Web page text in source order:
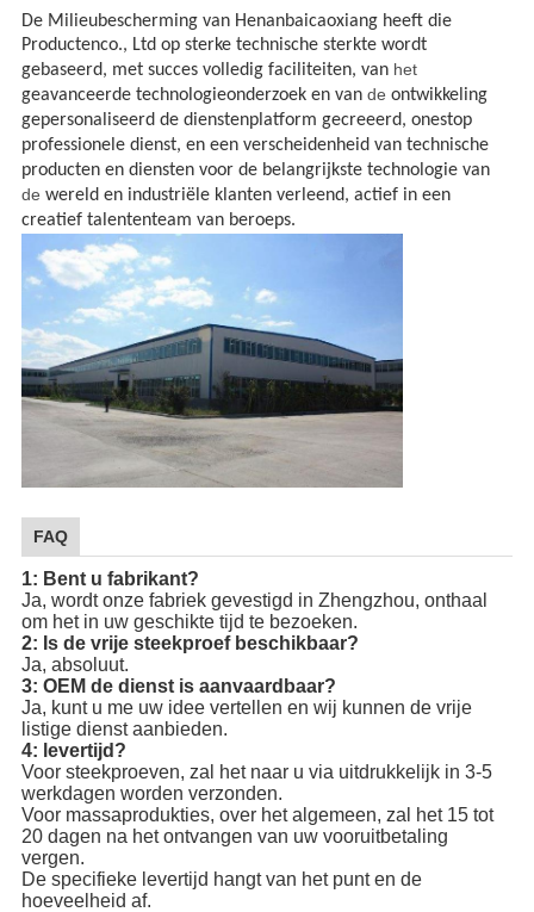
De Milieubescherming van Henanbaicaoxiang heeft die
Productenco., Ltd op sterke technische sterkte wordt
gebaseerd, met succes volledig faciliteiten, vanhet
geavanceerde technologieonderzoek en vande ontwikkeling
gepersonaliseerd de dienstenplatform gecreeerd, onestop
professionele dienst, en een verscheidenheid van technische
producten en diensten voor de belangrijkste technologie van
de wereld en industriële klanten verleend, actief in een
creatief talententeam van beroeps.
FAQ
1: Bent u fabrikant?
Ja, wordt onze fabriek gevestigd in Zhengzhou, onthaal
om het in uw geschikte tijd te bezoeken.
2: Is de vrije steekproef beschikbaar?
Ja, absoluut.
3: OEM de dienst is aanvaardbaar?
Ja, kunt u me uw idee vertellen en wij kunnen de vrije
listige dienst aanbieden.
4: levertijd?
Voor steekproeven, zal het naar u via uitdrukkelijk in 3-5
werkdagen worden verzonden.
Voor massaprodukties, over het algemeen, zal het 15 tot
20 dagen na het ontvangen van uw vooruitbetaling
vergen.
De specifieke levertijd hangt van het punt en de
hoeveelheid af.